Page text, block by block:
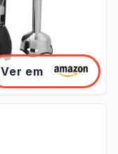
Ver em